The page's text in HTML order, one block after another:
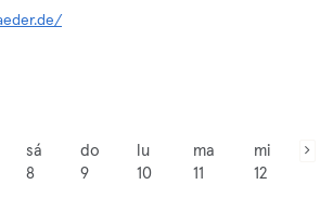
sá
8
do
9
lu
10
ma
11
mi
12